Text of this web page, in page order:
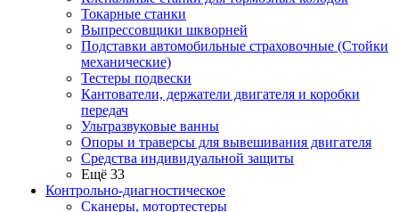
Токарные станки
Выпрессовщики шкворней
Подставки автомобильные страховочные (Стойки
механические)
Тестеры подвески
Кантователи, держатели двигателя и коробки
передач
Ультразвуковые ванны
Опоры и траверсы для вывешивания двигателя
Средства индивидуальной защиты
Ещё 33
Контрольно-диагностическое
Сканеры, мотортестеры